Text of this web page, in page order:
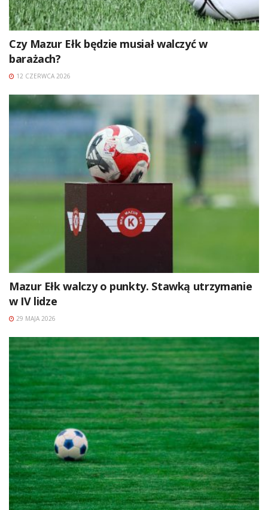
Czy Mazur Ełk będzie musiał walczyć w
barażach?
12 CZERWCA 2026
Mazur Ełk walczy o punkty. Stawką utrzymanie
w IV lidze
29 MAJA 2026